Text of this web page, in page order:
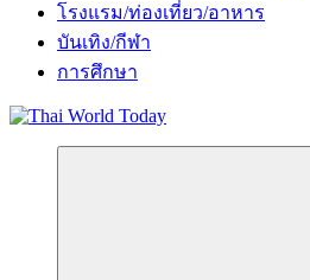
โรงแรม/ท่องเที่ยว/อาหาร
บันเทิง/กีฬา
การศึกษา